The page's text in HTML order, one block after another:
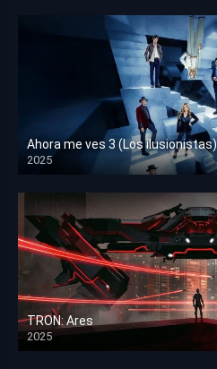
Ahora me ves 3 (Los ilusionistas)
2025
HD 1080p
TRON: Ares
2025
HD 1080p